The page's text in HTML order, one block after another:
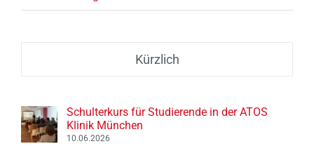
Kürzlich
Schulterkurs für Studierende in der ATOS
Klinik München
10.06.2026